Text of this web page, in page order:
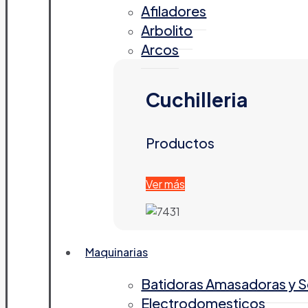
Afiladores
Arbolito
Arcos
Cuchilleria
Productos
Ver más
Maquinarias
Batidoras Amasadoras y
Electrodomesticos